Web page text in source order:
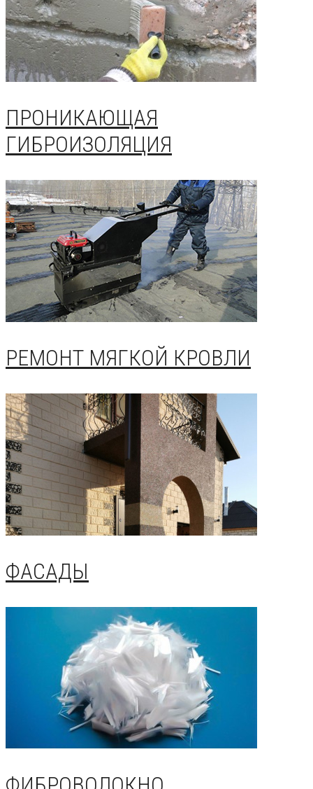
ПРОНИКАЮЩАЯ
ГИБРОИЗОЛЯЦИЯ
РЕМОНТ МЯГКОЙ КРОВЛИ
ФАСАДЫ